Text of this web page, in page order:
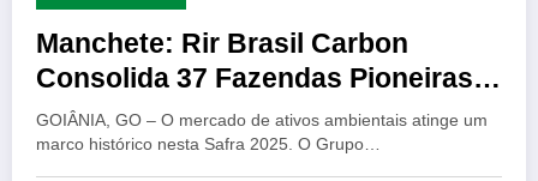
Manchete: Rir Brasil Carbon
Consolida 37 Fazendas Pioneiras
na Primeira Colheita de Créditos de
Carbono Florestal Redd+
GOIÂNIA, GO – O mercado de ativos ambientais atinge um
marco histórico nesta Safra 2025. O Grupo…